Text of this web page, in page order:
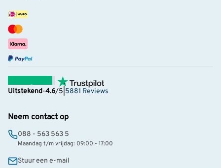
Uitstekend-4.6/5 5881 Reviews
Neem contact op
088 - 563 563 5
Maandag t/m vrijdag: 09:00 - 17:00
Stuur een e-mail